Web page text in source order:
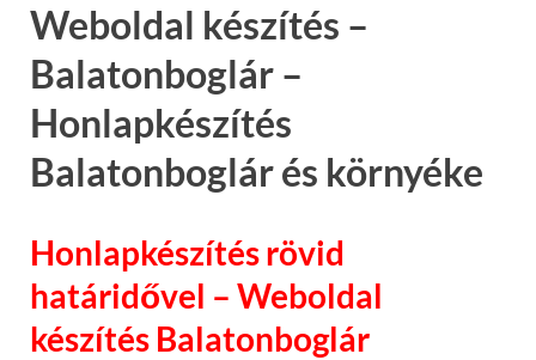
Weboldal készítés –
Balatonboglár –
Honlapkészítés
Balatonboglár és környéke
Honlapkészítés rövid
határidővel – Weboldal
készítés Balatonboglár